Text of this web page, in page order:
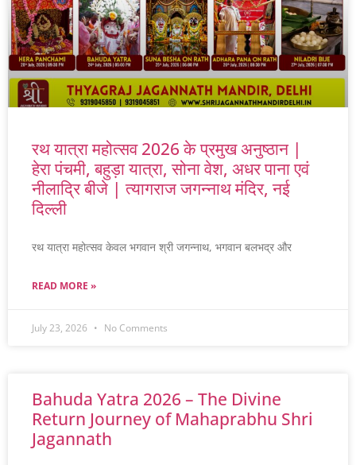
रथ यात्रा महोत्सव 2026 के प्रमुख अनुष्ठान |
हेरा पंचमी, बहुड़ा यात्रा, सोना वेश, अधर पाना एवं
नीलाद्रि बीजे | त्यागराज जगन्नाथ मंदिर, नई
दिल्ली
रथ यात्रा महोत्सव केवल भगवान श्री जगन्नाथ, भगवान बलभद्र और
READ MORE »
July 23, 2026 No Comments
Bahuda Yatra 2026 – The Divine
Return Journey of Mahaprabhu Shri
Jagannath